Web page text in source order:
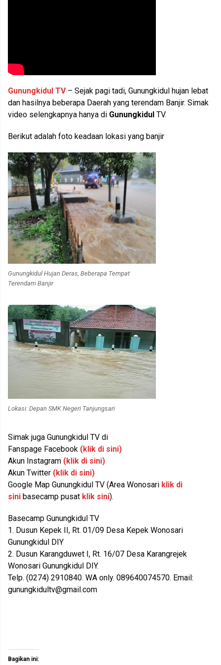
Gunungkidul TV– Sejak pagi tadi, Gunungkidul hujan lebat
dan hasilnya beberapa Daerah yang terendam Banjir. Simak
video selengkapnya hanya di Gunungkidul TV.
Berikut adalah foto keadaan lokasi yang banjir
Gunungkidul Hujan Deras, Beberapa Tempat
Terendam Banjir
Lokasi: Depan SMK Negeri Tanjungsari
Simak juga Gunungkidul TV di
Fanspage Facebook (klik di sini)
Akun Instagram (klik di sini)
Akun Twitter (klik di sini)
Google Map Gunungkidul TV (Area Wonosari klik di
sini basecamp pusat klik sini).
Basecamp Gunungkidul TV
1. Dusun Kepek II, Rt. 01/09 Desa Kepek Wonosari
Gunungkidul DIY
2. Dusun Karangduwet I, Rt. 16/07 Desa Karangrejek
Wonosari Gunungkidul DIY.
Telp. (0274) 2910840. WA only. 089640074570. Email:
gunungkidultv@gmail.com
Bagikan ini: